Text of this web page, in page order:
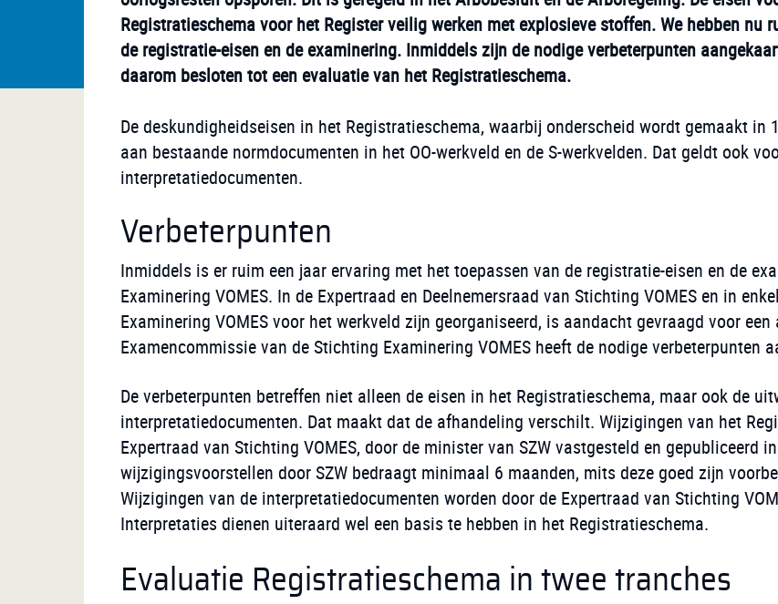
Registratieschema voor het Register veilig werken met explosieve stoffen. We hebben nu
de registratie-eisen en de examinering. Inmiddels zijn de nodige verbeterpunten
daarom besloten tot een evaluatie van het Registratieschema.
De deskundigheidseisen in het Registratieschema, waarbij onderscheid wordt gemaakt in
aan bestaande normdocumenten in het OO-werkveld en de S-werkvelden. Dat geldt ook
interpretatiedocumenten.
Verbeterpunten
Inmiddels is er ruim een jaar ervaring met het toepassen van de registratie-eisen en de
Examinering VOMES. In de Expertraad en Deelnemersraad van Stichting VOMES en in
Examinering VOMES voor het werkveld zijn georganiseerd, is aandacht gevraagd voor
Examencommissie van de Stichting Examinering VOMES heeft de nodige verbeterpunten
De verbeterpunten betreffen niet alleen de eisen in het Registratieschema, maar ook de
interpretatiedocumenten. Dat maakt dat de afhandeling verschilt. Wijzigingen van het
Expertraad van Stichting VOMES, door de minister van SZW vastgesteld en gepubliceerd
wijzigingsvoorstellen door SZW bedraagt minimaal 6 maanden, mits deze goed zijn
Wijzigingen van de interpretatiedocumenten worden door de Expertraad van Stichting
Interpretaties dienen uiteraard wel een basis te hebben in het Registratieschema.
Evaluatie Registratieschema in twee tranches